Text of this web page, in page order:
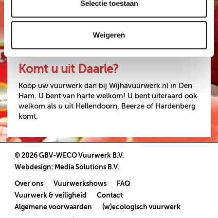
Selectie toestaan
Weigeren
VUURWERKBONNEN
INWISSELEN
Ma. 29-12 08.00 - 20.00
Wo. 31-12 08.00 - 15.00
Komt u uit Daarle?
Koop uw vuurwerk dan bij Wijhavuurwerk.nl in Den
Ham. U bent van harte welkom! U bent uiteraard ook
welkom als u uit Hellendoorn, Beerze of Hardenberg
komt.
© 2026 GBV-WECO Vuurwerk B.V.
Webdesign: Media Solutions B.V.
Over ons Vuurwerkshows
FAQ
Vuurwerk & veiligheid
Contact
Algemene voorwaarden
(w)ecologisch vuurwerk